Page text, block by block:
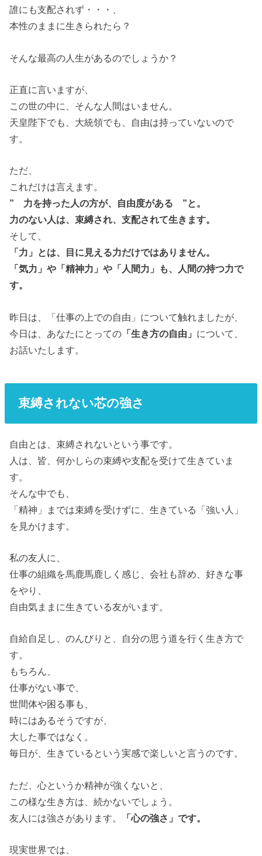
誰にも支配されず・・・、
本性のままに生きられたら？
そんな最高の人生があるのでしょうか？
正直に言いますが、
この世の中に、そんな人間はいません。
天皇陛下でも、大統領でも、自由は持っていないので
す。
ただ、
これだけは言えます。
” 力を持った人の方が、自由度がある ”と。
力のない人は、束縛され、支配されて生きます。
そして、
「力」とは、目に見える力だけではありません。
「気力」や「精神力」や「人間力」も、人間の持つ力で
す。
昨日は、「仕事の上での自由」について触れましたが、
今日は、あなたにとっての 「生き方の自由」 について、
お話いたします。
束縛されない芯の強さ
自由とは、束縛されないという事です。
人は、皆、何かしらの束縛や支配を受けて生きていま
す。
そんな中でも、
「精神」までは束縛を受けずに、生きている「強い人」
を見かけます。
私の友人に、
仕事の組織を馬鹿馬鹿しく感じ、会社も辞め、好きな事
をやり、
自由気ままに生きている友がいます。
自給自足し、のんびりと、自分の思う道を行く生き方で
す。
もちろん、
仕事がない事で、
世間体や困る事も、
時にはあるそうですが、
大した事ではなく。
毎日が、生きているという実感で楽しいと言うのです。
ただ、心というか精神が強くないと、
この様な生き方は、続かないでしょう。
友人には強さがあります。
「心の強さ」です。
現実世界では、